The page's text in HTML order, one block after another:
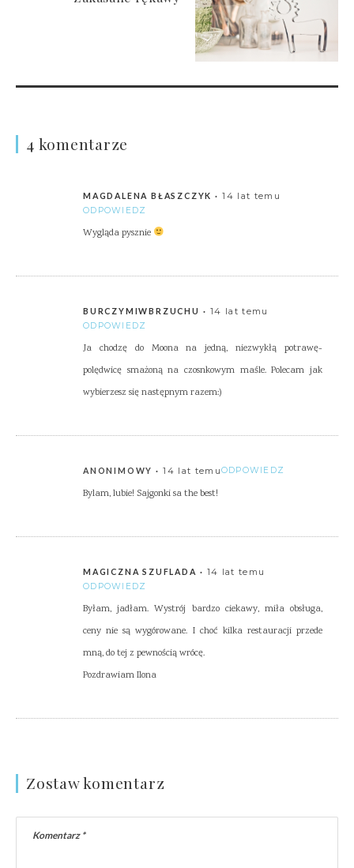
4 komentarze
MAGDALENA BŁASZCZYK 14 lat temu
ODPOWIEDZ
Wygląda pysznie
BURCZYMIWBRZUCHU 14 lat temu
ODPOWIEDZ
Ja chodzę do Moona na jedną, niezwykłą potrawę-
polędwicę smażoną na czosnkowym maśle. Polecam jak
wybierzesz się następnym razem:)
ANONIMOWY 14 lat temuODPOWIEDZ
Bylam, lubie! Sajgonki sa the best!
MAGICZNA SZUFLADA 14 lat temu
ODPOWIEDZ
Byłam, jadłam. Wystrój bardzo ciekawy, miła obsługa,
ceny nie są wygórowane. I choć kilka restauracji przede
mną, do tej z pewnością wrócę.
Pozdrawiam Ilona
Zostaw komentarz